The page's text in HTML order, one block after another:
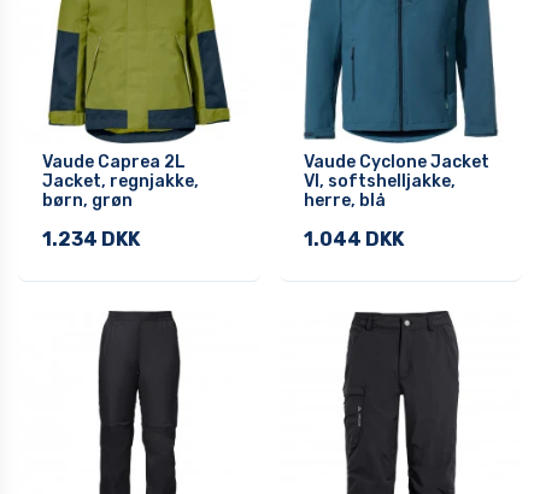
Vaude Caprea 2L
Jacket, regnjakke,
børn, grøn
1.234 DKK
Vaude Cyclone Jacket
VI, softshelljakke,
herre, blå
1.044 DKK